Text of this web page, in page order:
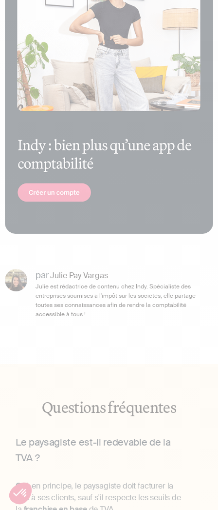
parJulie Pay Vargas
Julie est rédactrice de contenu chez Indy. Spécialiste des
entreprises soumises à l'impôt sur les sociétés, elle partage
toutes ses connaissances afin de rendre la comptabilité
accessible à tous !
Questions fréquentes
Le paysagiste est-il redevable de la
TVA ?
Oui, en principe, le paysagiste doit facturer la
TVA à ses clients, sauf s'il respecte les seuils de